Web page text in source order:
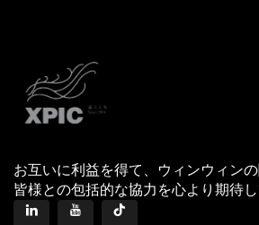
お互いに利益を得て、ウィンウィンの
皆様との包括的な協力を心より期待し